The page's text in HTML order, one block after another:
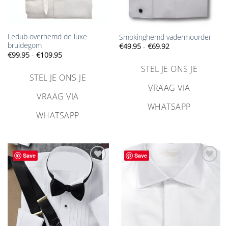
Ledub overhemd de luxe
bruidegom
€99.95 - €109.95Prijsklasse:
€99.95
€109.95
STEL JE ONS JE
VRAAG VIA
WHATSAPP
Smokinghemd vadermoorder
€49.95 - €69.92Prijsklasse:
€69.92
STEL JE ONS JE
VRAAG VIA
WHATSAPP
Save
Aan
verlanglijst
toevoegen
Save
toevoegen